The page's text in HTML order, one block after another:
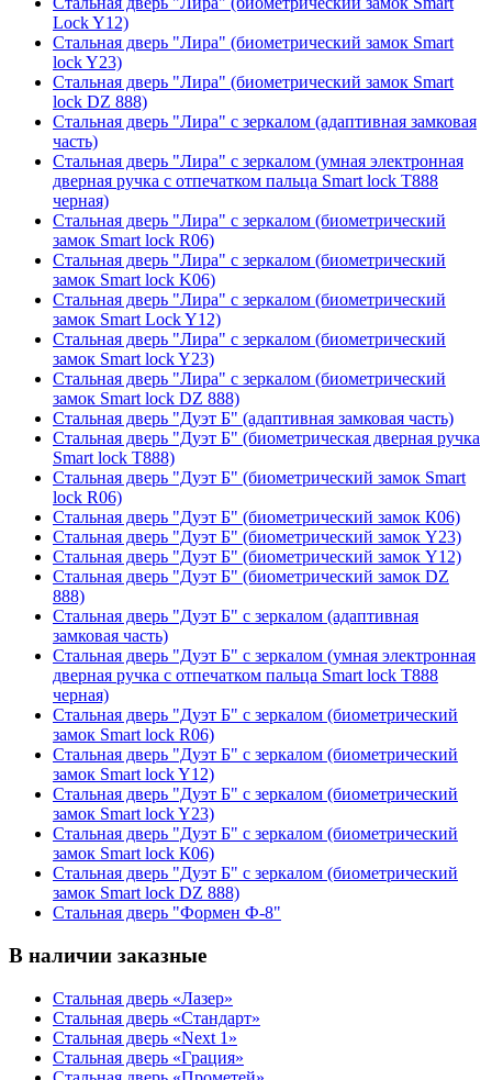
Lock Y12)
Стальная дверь "Лира" (биометрический замок Smart
lock Y23)
Стальная дверь "Лира" (биометрический замок Smart
lock DZ 888)
Стальная дверь "Лира" с зеркалом (адаптивная замковая
часть)
Стальная дверь "Лира" с зеркалом (умная электронная
дверная ручка с отпечатком пальца Smart lock T888
черная)
Стальная дверь "Лира" с зеркалом (биометрический
замок Smart lock R06)
Стальная дверь "Лира" с зеркалом (биометрический
замок Smart lock K06)
Стальная дверь "Лира" с зеркалом (биометрический
замок Smart Lock Y12)
Стальная дверь "Лира" с зеркалом (биометрический
замок Smart lock Y23)
Стальная дверь "Лира" с зеркалом (биометрический
замок Smart lock DZ 888)
Стальная дверь "Дуэт Б" (адаптивная замковая часть)
Стальная дверь "Дуэт Б" (биометрическая дверная ручка
Smart lock T888)
Стальная дверь "Дуэт Б" (биометрический замок Smart
lock R06)
Стальная дверь "Дуэт Б" (биометрический замок К06)
Стальная дверь "Дуэт Б" (биометрический замок Y23)
Стальная дверь "Дуэт Б" (биометрический замок Y12)
Стальная дверь "Дуэт Б" (биометрический замок DZ
888)
Стальная дверь "Дуэт Б" с зеркалом (адаптивная
замковая часть)
Стальная дверь "Дуэт Б" с зеркалом (умная электронная
дверная ручка с отпечатком пальца Smart lock T888
черная)
Стальная дверь "Дуэт Б" с зеркалом (биометрический
замок Smart lock R06)
Стальная дверь "Дуэт Б" с зеркалом (биометрический
замок Smart lock Y12)
Стальная дверь "Дуэт Б" с зеркалом (биометрический
замок Smart lock Y23)
Стальная дверь "Дуэт Б" с зеркалом (биометрический
замок Smart lock К06)
Стальная дверь "Дуэт Б" с зеркалом (биометрический
замок Smart lock DZ 888)
Стальная дверь "Формен Ф-8"
В наличии заказные
Стальная дверь «Лазер»
Стальная дверь «Стандарт»
Стальная дверь «Next 1»
Стальная дверь «Гpация»